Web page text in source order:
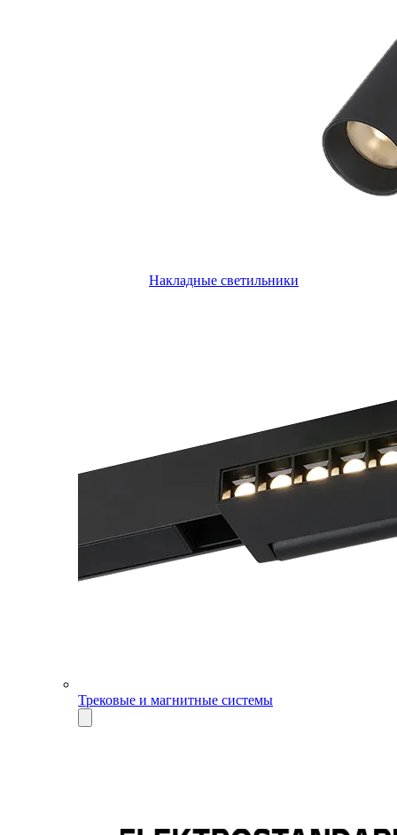
Накладные светильники
Трековые и магнитные системы